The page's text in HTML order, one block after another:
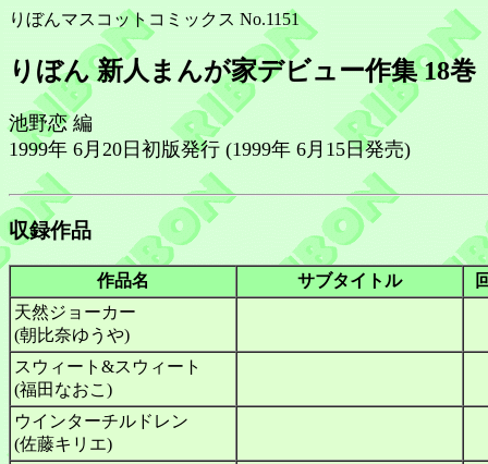
りぼんマスコットコミックス No.1151
りぼん 新人まんが家デビュー作集 18巻
池野恋 編
1999年 6月20日初版発行 (1999年 6月15日発売)
収録作品
作品名 サブタイトル
天然ジョーカー
(朝比奈ゆうや)
スウィート&スウィート
(福田なおこ)
ウインターチルドレン
(佐藤キリエ)